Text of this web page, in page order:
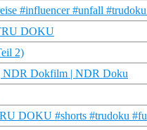
#influencer #unfall
DOKU
2)
NDR Dokfilm | NDR Doku
DOKU #shorts #trudoku